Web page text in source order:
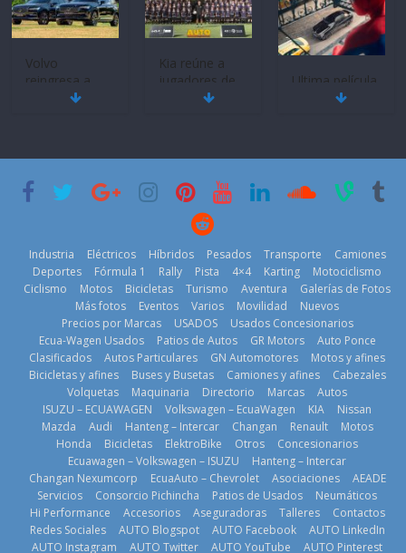
Mercado
2026
4 de agosto de
BMW, Toyota,
Bosch y
prueban flota
que usa
gasolina 100%
renovable
25 de julio de
2026
Quito se alista
para un nuevo
2026
Kia reúne a
jugadores de
fútbol de todo
el mundo en
‘Kia OMBC
Cup’
6 de mayo de
2026
¿Qué puede
pasar con tu
3 de agosto de
La FEDAK
recibe 12
Sinotruk
Bolden para
cubrir las rutas
de La Vuelta
31 de julio de
2026
Industria Eléctricos Híbridos Pesados Transporte
Camiones
Deportes
Fórmula 1 Rally Pista 4×4 Karting
Motociclismo
Ciclismo
Motos Bicicletas Turismo Aventura
Galerías de Fotos
Más fotos
Eventos Varios Movilidad
Nuevos
Precios por Marcas
USADOS
Usados Concesionarios
Ecua-Wagen Usados
Patios de Autos GR Motors
Auto Ponce
Clasificados
Autos Particulares GN Automotores
Motos y afines
Bicicletas y afines
Buses y Busetas Camiones y afines
Cabezales
Volquetas
Maquinaria Directorio Marcas
Autos
ISUZU – ECUAWAGEN
Volkswagen – EcuaWagen KIA
Nissan
Mazda
Audi Hanteng – Intercar Changan Renault
Motos
Honda
Bicicletas ElektroBike Otros
Concesionarios
Ecuawagen – Volkswagen – ISUZU
Hanteng – Intercar
Changan Nexumcorp
EcuaAuto – Chevrolet Asociaciones
AEADE
Servicios
Consorcio Pichincha Patios de Usados
Neumáticos
Hi Performance
Accesorios Aseguradoras Talleres
Contactos
Redes Sociales
AUTO Blogspot AUTO Facebook
AUTO LinkedIn
AUTO Instagram
AUTO Twitter AUTO YouTube AUTO Pinterest